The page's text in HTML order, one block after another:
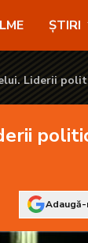
- KANAL
ȘTIRI
Liderii